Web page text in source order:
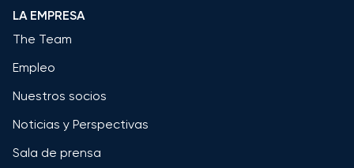
LA EMPRESA
The Team
Empleo
Nuestros socios
Noticias y Perspectivas
Sala de prensa